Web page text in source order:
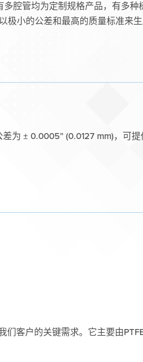
腔管均为定制规格产品，有多种
极小的公差和最高的质量标准来生
为 ± 0.0005” (0.0127 mm)，可提
客户的关键需求。它主要由PTFE